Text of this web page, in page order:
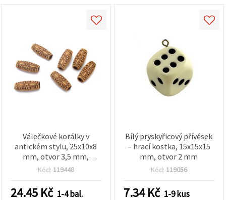
Válečkové korálky v
antickém stylu, 25x10x8
mm, otvor 3,5 mm,
hnědé, 50 g (~25 ks)
Kód: 119448
24.45 Kč 1-4 bal.
Bílý pryskyřicový přívěsek
– hrací kostka, 15x15x15
mm, otvor 2 mm
Kód: 119056
7.34Kč 1-9 kus